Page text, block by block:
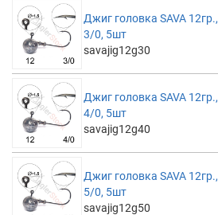
Джиг головка SAVA 12гр.,
3/0, 5шт
savajig12g30
Джиг головка SAVA 12гр.,
4/0, 5шт
savajig12g40
Джиг головка SAVA 12гр.,
5/0, 5шт
savajig12g50